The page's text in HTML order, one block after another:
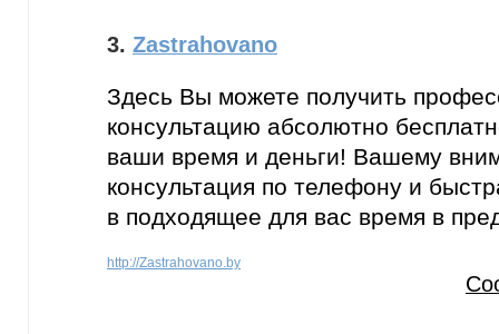
3. Zastrahovano
Здесь Вы можете получить
консультацию абсолютно
ваши время и деньги! Вашему
консультация по телефону и
в подходящее для вас время в
http://Zastrahovano.by